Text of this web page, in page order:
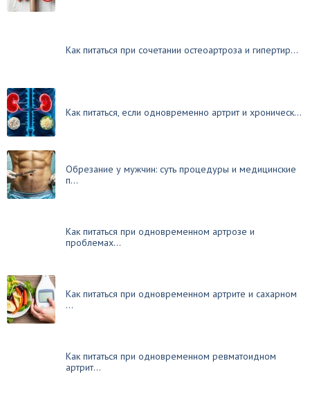
Как питаться при сочетании остеоартроза и гипертир...
Как питаться, если одновременно артрит и хроническ...
Обрезание у мужчин: суть процедуры и медицинские
п...
Как питаться при одновременном артрозе и
проблемах...
Как питаться при одновременном артрите и сахарном
...
Как питаться при одновременном ревматоидном
артрит...